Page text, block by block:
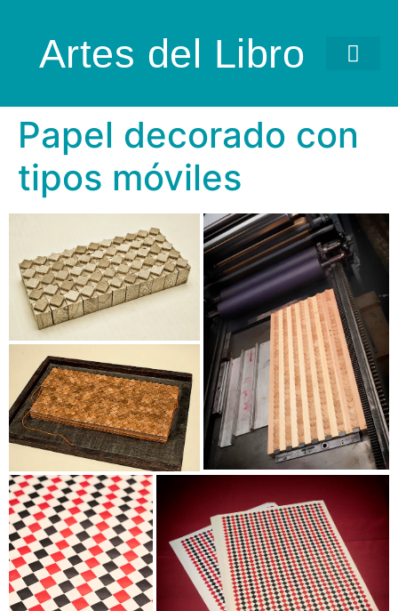
Artes del Libro
Papel decorado con
tipos móviles